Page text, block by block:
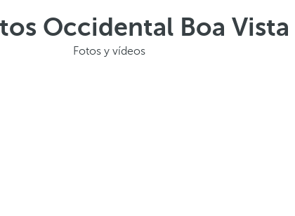
Occidental Boa Vista
Fotos y vídeos